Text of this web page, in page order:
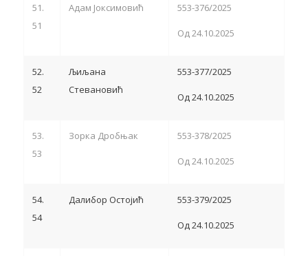
51.
51
Адам Јоксимовић 553-376/2025
Од 24.10.2025
52.
52
Љиљана
Стевановић
553-377/2025
Од 24.10.2025
53.
53
Зорка Дробњак 553-378/2025
Од 24.10.2025
54.
54
Далибор Остојић 553-379/2025
Од 24.10.2025